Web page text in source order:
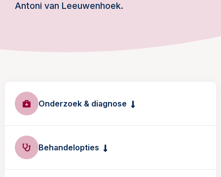
Antoni van Leeuwenhoek.
Onderzoek & diagnose
Behandelopties